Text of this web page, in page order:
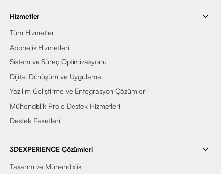
Hizmetler
Tüm Hizmetler
Abonelik Hizmetleri
Sistem ve Süreç Optimizasyonu
Dijital Dönüşüm ve Uygulama
Yazılım Geliştirme ve Entegrasyon Çözümleri
Mühendislik Proje Destek Hizmetleri
Destek Paketleri
3DEXPERIENCE Çözümleri
Tasarım ve Mühendislik